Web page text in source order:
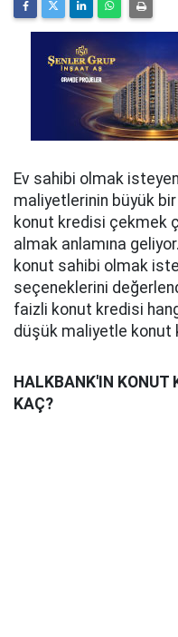
Ev sahibi olmak
maliyetlerinin büyük
konut kredisi çekmek
almak anlamına
konut sahibi olmak
seçeneklerini
faizli konut kredisi
düşük maliyetle konut
HALKBANK'IN KONUT
KAÇ?